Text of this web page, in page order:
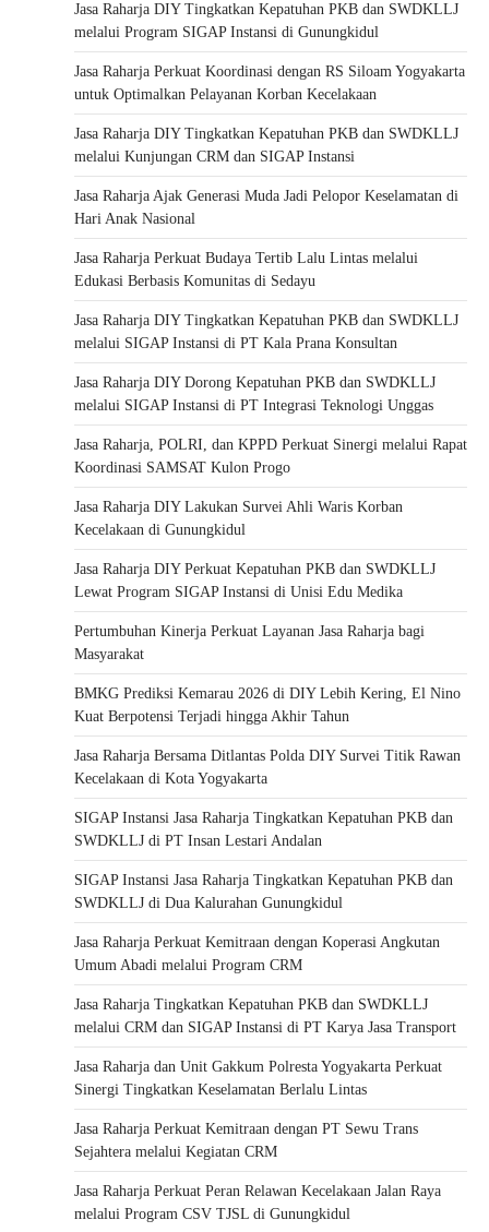
Jasa Raharja DIY Tingkatkan Kepatuhan PKB dan SWDKLLJ
melalui Program SIGAP Instansi di Gunungkidul
Jasa Raharja Perkuat Koordinasi dengan RS Siloam Yogyakarta
untuk Optimalkan Pelayanan Korban Kecelakaan
Jasa Raharja DIY Tingkatkan Kepatuhan PKB dan SWDKLLJ
melalui Kunjungan CRM dan SIGAP Instansi
Jasa Raharja Ajak Generasi Muda Jadi Pelopor Keselamatan di
Hari Anak Nasional
Jasa Raharja Perkuat Budaya Tertib Lalu Lintas melalui
Edukasi Berbasis Komunitas di Sedayu
Jasa Raharja DIY Tingkatkan Kepatuhan PKB dan SWDKLLJ
melalui SIGAP Instansi di PT Kala Prana Konsultan
Jasa Raharja DIY Dorong Kepatuhan PKB dan SWDKLLJ
melalui SIGAP Instansi di PT Integrasi Teknologi Unggas
Jasa Raharja, POLRI, dan KPPD Perkuat Sinergi melalui Rapat
Koordinasi SAMSAT Kulon Progo
Jasa Raharja DIY Lakukan Survei Ahli Waris Korban
Kecelakaan di Gunungkidul
Jasa Raharja DIY Perkuat Kepatuhan PKB dan SWDKLLJ
Lewat Program SIGAP Instansi di Unisi Edu Medika
Pertumbuhan Kinerja Perkuat Layanan Jasa Raharja bagi
Masyarakat
BMKG Prediksi Kemarau 2026 di DIY Lebih Kering, El Nino
Kuat Berpotensi Terjadi hingga Akhir Tahun
Jasa Raharja Bersama Ditlantas Polda DIY Survei Titik Rawan
Kecelakaan di Kota Yogyakarta
SIGAP Instansi Jasa Raharja Tingkatkan Kepatuhan PKB dan
SWDKLLJ di PT Insan Lestari Andalan
SIGAP Instansi Jasa Raharja Tingkatkan Kepatuhan PKB dan
SWDKLLJ di Dua Kalurahan Gunungkidul
Jasa Raharja Perkuat Kemitraan dengan Koperasi Angkutan
Umum Abadi melalui Program CRM
Jasa Raharja Tingkatkan Kepatuhan PKB dan SWDKLLJ
melalui CRM dan SIGAP Instansi di PT Karya Jasa Transport
Jasa Raharja dan Unit Gakkum Polresta Yogyakarta Perkuat
Sinergi Tingkatkan Keselamatan Berlalu Lintas
Jasa Raharja Perkuat Kemitraan dengan PT Sewu Trans
Sejahtera melalui Kegiatan CRM
Jasa Raharja Perkuat Peran Relawan Kecelakaan Jalan Raya
melalui Program CSV TJSL di Gunungkidul